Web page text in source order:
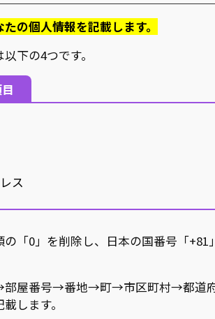
たの個人情報を記載します。
下の4つです。
ス
の「0」を削除し、日本の国番号「+81
部屋番号→番地→町→市区町村→都道
します。